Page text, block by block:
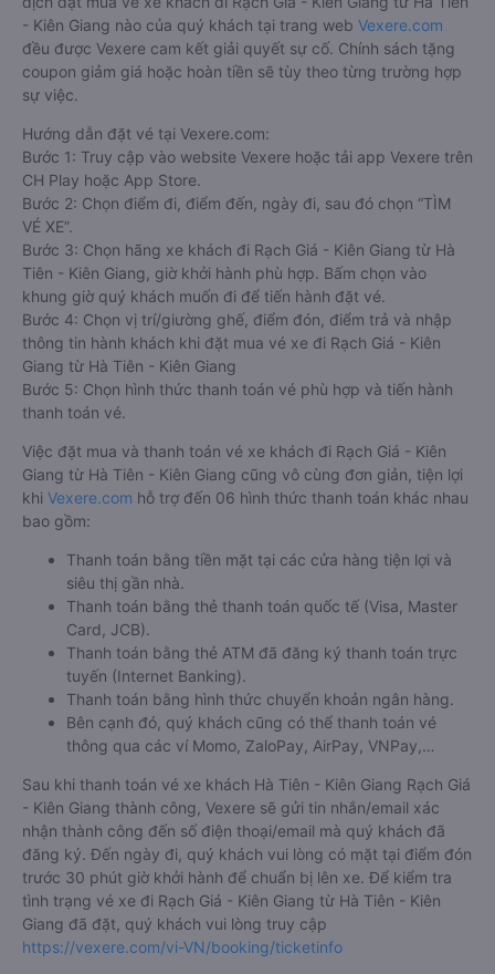
- Kiên Giang nào của quý khách tại trang web Vexere.com
đều được Vexere cam kết giải quyết sự cố. Chính sách tặng
coupon giảm giá hoặc hoàn tiền sẽ tùy theo từng trường hợp
sự việc.
Hướng dẫn đặt vé tại Vexere.com:
Bước 1: Truy cập vào website Vexere hoặc tải app Vexere trên
CH Play hoặc App Store.
Bước 2: Chọn điểm đi, điểm đến, ngày đi, sau đó chọn “TÌM
VÉ XE”.
Bước 3: Chọn hãng xe khách đi Rạch Giá - Kiên Giang từ Hà
Tiên - Kiên Giang, giờ khởi hành phù hợp. Bấm chọn vào
khung giờ quý khách muốn đi để tiến hành đặt vé.
Bước 4: Chọn vị trí/giường ghế, điểm đón, điểm trả và nhập
thông tin hành khách khi đặt mua vé xe đi Rạch Giá - Kiên
Giang từ Hà Tiên - Kiên Giang
Bước 5: Chọn hình thức thanh toán vé phù hợp và tiến hành
thanh toán vé.
Việc đặt mua và thanh toán vé xe khách đi Rạch Giá - Kiên
Giang từ Hà Tiên - Kiên Giang cũng vô cùng đơn giản, tiện lợi
khi Vexere.com hỗ trợ đến 06 hình thức thanh toán khác nhau
bao gồm:
Thanh toán bằng tiền mặt tại các cửa hàng tiện lợi và
siêu thị gần nhà.
Thanh toán bằng thẻ thanh toán quốc tế (Visa, Master
Card, JCB).
Thanh toán bằng thẻ ATM đã đăng ký thanh toán trực
tuyến (Internet Banking).
Thanh toán bằng hình thức chuyển khoản ngân hàng.
Bên cạnh đó, quý khách cũng có thể thanh toán vé
thông qua các ví Momo, ZaloPay, AirPay, VNPay,…
Sau khi thanh toán vé xe khách Hà Tiên - Kiên Giang Rạch Giá
- Kiên Giang thành công, Vexere sẽ gửi tin nhắn/email xác
nhận thành công đến số điện thoại/email mà quý khách đã
đăng ký. Đến ngày đi, quý khách vui lòng có mặt tại điểm đón
trước 30 phút giờ khởi hành để chuẩn bị lên xe. Để kiểm tra
tình trạng vé xe đi Rạch Giá - Kiên Giang từ Hà Tiên - Kiên
Giang đã đặt, quý khách vui lòng truy cập
https://vexere.com/vi-VN/booking/ticketinfo